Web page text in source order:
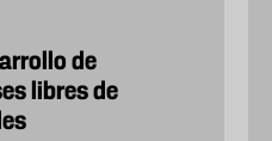
de
libres de